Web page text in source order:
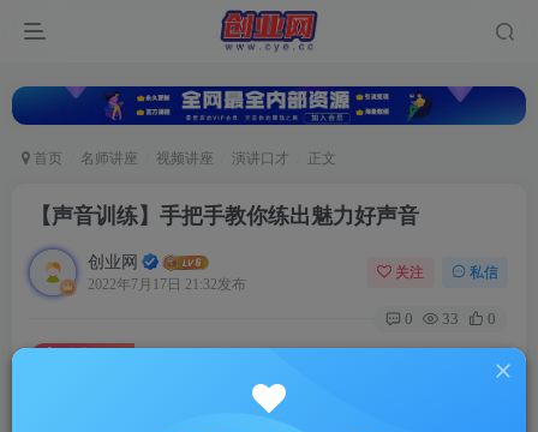
首页 名师讲座 视频讲座 演讲口才 正文
【声音训练】手把手教你练出魅力好声音
创业网
2022年7月17日 21:32发布
关注 私信
0 33 0
【声音训练】手把手教你练出魅力好声音
此内容为付费资源，请付费后查看